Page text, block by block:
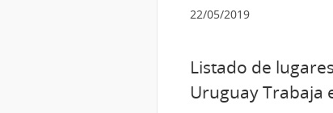
22/05/2019
Listado de
Uruguay Trabaja